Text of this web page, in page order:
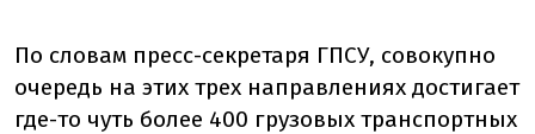
По словам пресс-секретаря ГПСУ, совокупно
очередь на этих трех направлениях достигает
где-то чуть более 400 грузовых транспортных